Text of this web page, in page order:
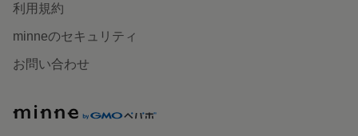
利用規約
minneのセキュリティ
お問い合わせ